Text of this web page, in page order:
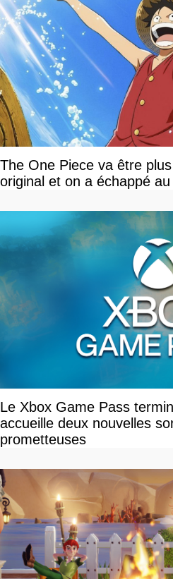
The One Piece va être
original et on a échappé
Le Xbox Game Pass
accueille deux nouvelles
prometteuses